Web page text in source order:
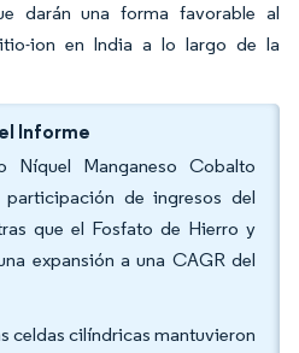
darán una forma favorable al
ion en India a lo largo de la
Informe
Níquel Manganeso Cobalto
de ingresos del
que el Fosfato de Hierro y
expansión a una CAGR del
celdas cilíndricas mantuvieron